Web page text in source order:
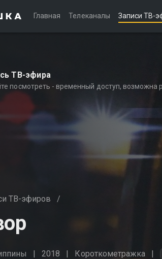
Главная Телеканалы Записи ТВ-
ТВ-эфира
посмотреть - временный доступ, возможна
ТВ-эфиров /
2018 Короткометражка